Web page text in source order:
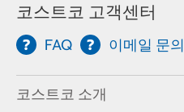
코스트코 고객센터
FAQ 이메일 문의
코스트코 소개